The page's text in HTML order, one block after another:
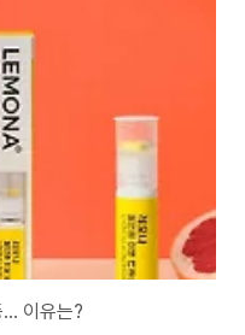
유일의 바이오 기업입니다. 특
계 최초로 입증하고 원천..
… 이유는?